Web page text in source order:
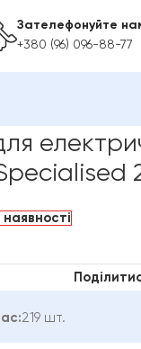
Зателефонуйте
+380 (96) 096-88-77
219 шт.